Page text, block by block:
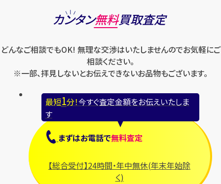
カンタン無料買取査定
どんなご相談でもOK! 無理な交渉はいたしませんのでお気軽にご
相談ください。
※一部、拝見しないとお伝えできないお品物もございます。
最短1分！今すぐ査定金額をお伝えいたしま
す
まずはお電話で無料査定
【総合受付】24時間・年中無休(年末年始除
く)